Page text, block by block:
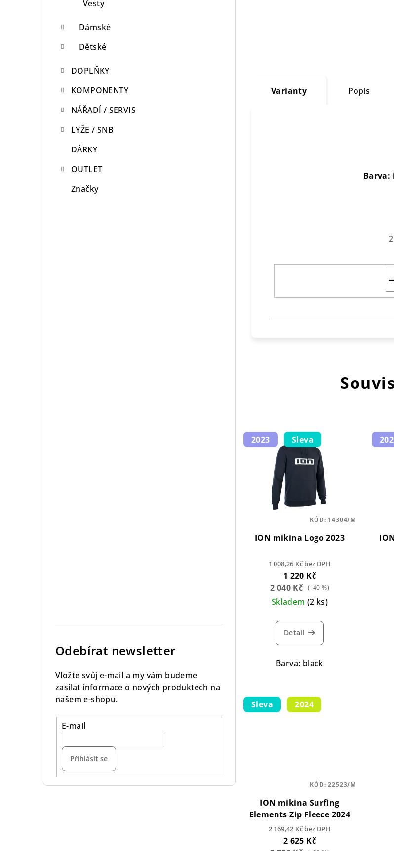
Vesty
Dámské
Dětské
DOPLŇKY
KOMPONENTY
NÁŘADÍ / SERVIS
LYŽE / SNB
DÁRKY
OUTLET
Značky
Odebírat newsletter
Vložte svůj e-mail a my vám budeme
zasílat informace o nových produktech na
našem e-shopu.
E-mail
Přihlásit se
Varianty Popis
Barva:
−
2023 Sleva
ION mikina Logo 2023
1 008,26 Kč bez DPH
1 220 Kč
2 040 Kč (–40 %)
Skladem (2 ks)
Detail
Barva: black
KÓD: 14304/M
Sleva 2024
ION mikina Surfing
Elements Zip Fleece 2024
2 169,42 Kč bez DPH
2 625 Kč
KÓD:22523/M